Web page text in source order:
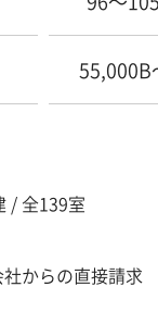
55,000B
/ 全139室
社からの直接請求